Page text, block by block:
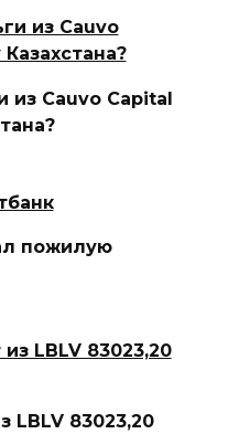
из Cauvo Capital
пожилую
LBLV 83023,20